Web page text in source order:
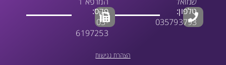
טלפון:
035793793
6197253
הצהרת נגישות